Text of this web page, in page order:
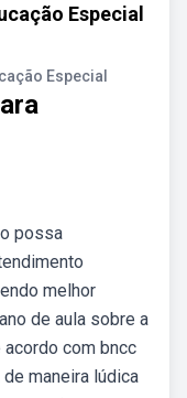
Especial
Especial
possa
melhor
de aula sobre a
com bncc
maneira lúdica